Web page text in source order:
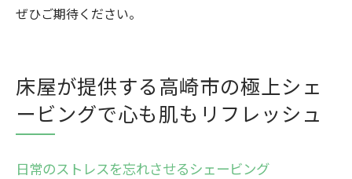
ぜひご期待ください。
床屋が提供する高崎市の極上シェ
ービングで心も肌もリフレッシュ
日常のストレスを忘れさせるシェービング